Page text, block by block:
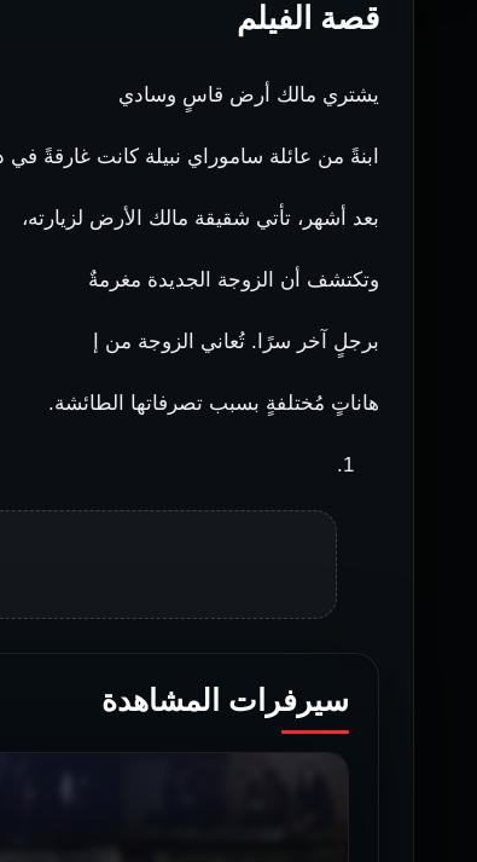
قصة الفيلم
يشتري مالك أرض قاسٍ وسادي
ابنةً من عائلة ساموراي نبيلة كانت غارقةً في
بعد أشهر، تأتي شقيقة مالك الأرض لزيارته،
وتكتشف أن الزوجة الجديدة مغرمةٌ
برجلٍ آخر سرًا. تُعاني الزوجة من إ
هاناتٍ مُختلفةٍ بسبب تصرفاتها الطائشة.
سيرفرات المشاهدة